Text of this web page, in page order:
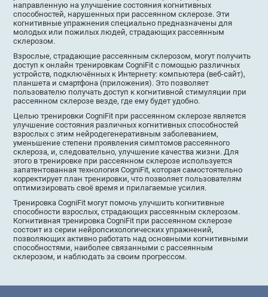
направленную на улучшение состояния когнитивных
способностей, нарушенных при рассеянном склерозе. Эти
когнитивные упражнения специально предназначены для
молодых или пожилых людей, страдающих рассеянным
склерозом.
Взрослые, страдающие рассеянным склерозом, могут получить
доступ к онлайн тренировкам CogniFit с помощью различных
устройств, подключённых к Интернету: компьютера (веб-сайт),
планшета и смартфона (приложения). Это позволяет
пользователю получать доступ к когнитивной стимуляции при
рассеянном склерозе везде, где ему будет удобно.
Целью тренировки CogniFit при рассеянном склерозе является
улучшение состояния различных когнитивных способностей
взрослых с этим нейродегенеративным заболеванием,
уменьшение степени проявления симптомов рассеянного
склероза, и, следовательно, улучшение качества жизни. Для
этого в тренировке при рассеянном склерозе используется
запатентованная технология CogniFit, которая самостоятельно
корректирует план тренировки, что позволяет пользователям
оптимизировать своё время и прилагаемые усилия.
Тренировка CogniFit могут помочь улучшить когнитивные
способности взрослых, страдающих рассеянным склерозом.
Когнитивная тренировка CogniFit при рассеянном склерозе
состоит из серии нейропсихологических упражнений,
позволяющих активно работать над основными когнитивными
способностями, наиболее связанными с рассеянным
склерозом, и наблюдать за своим прогрессом.